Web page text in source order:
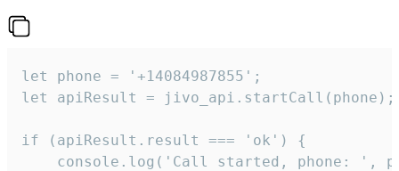
let phone = '+14084987855';
let apiResult = jivo_api.startCall(phone);
if (apiResult.result === 'ok') {
console.log('Call started, phone: ',